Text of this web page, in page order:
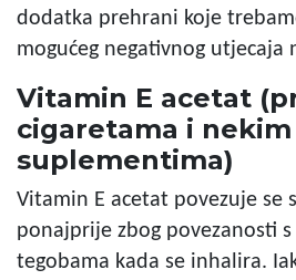
dodatka prehrani koje
mogućeg negativnog utjecaja
Vitamin E acetat
cigaretama i nekim
suplementima)
Vitamin E acetat povezuje se
ponajprije zbog povezanosti
tegobama kada se inhalira.